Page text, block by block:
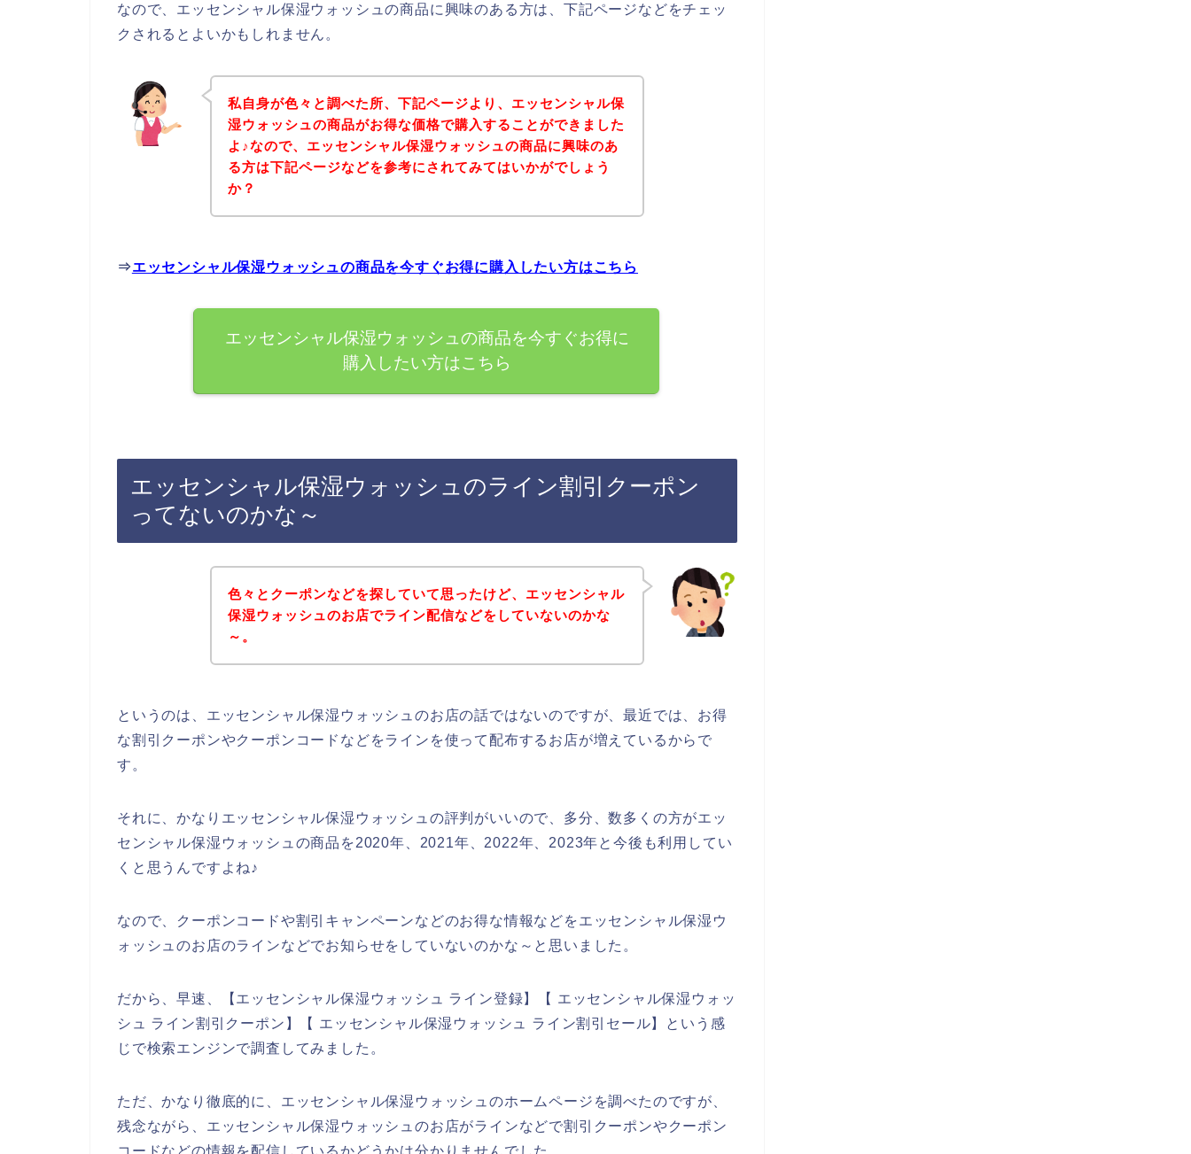
なので、エッセンシャル保湿ウォッシュの商品に興味のある方は、下記ページなどをチェッ
クされるとよいかもしれません。
私自身が色々と調べた所、下記ページより、エッセンシャル保
湿ウォッシュの商品がお得な価格で購入することができました
よ♪なので、エッセンシャル保湿ウォッシュの商品に興味のあ
る方は下記ページなどを参考にされてみてはいかがでしょう
か？
⇒エッセンシャル保湿ウォッシュの商品を今すぐお得に購入したい方はこちら
エッセンシャル保湿ウォッシュの商品を今すぐお得に
購入したい方はこちら
エッセンシャル保湿ウォッシュのライン割引クーポン
ってないのかな～
色々とクーポンなどを探していて思ったけど、エッセンシャル
保湿ウォッシュのお店でライン配信などをしていないのかな
～。
というのは、エッセンシャル保湿ウォッシュのお店の話ではないのですが、最近では、お得
な割引クーポンやクーポンコードなどをラインを使って配布するお店が増えているからで
す。
それに、かなりエッセンシャル保湿ウォッシュの評判がいいので、多分、数多くの方がエッ
センシャル保湿ウォッシュの商品を2020年、2021年、2022年、2023年と今後も利用してい
くと思うんですよね♪
なので、クーポンコードや割引キャンペーンなどのお得な情報などをエッセンシャル保湿ウ
ォッシュのお店のラインなどでお知らせをしていないのかな～と思いました。
だから、早速、【エッセンシャル保湿ウォッシュ ライン登録】【 エッセンシャル保湿ウォッ
シュ ライン割引クーポン】【 エッセンシャル保湿ウォッシュ ライン割引セール】という感
じで検索エンジンで調査してみました。
ただ、かなり徹底的に、エッセンシャル保湿ウォッシュのホームページを調べたのですが、
残念ながら、エッセンシャル保湿ウォッシュのお店がラインなどで割引クーポンやクーポン